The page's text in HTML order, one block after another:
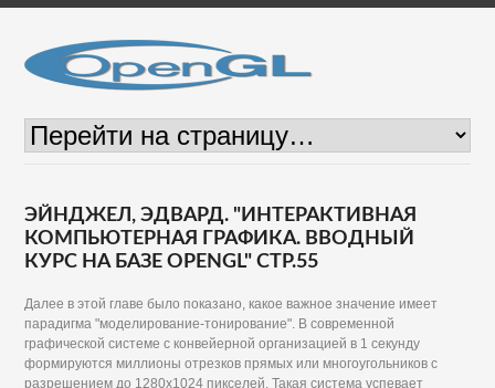
ЭЙНДЖЕЛ, ЭДВАРД. "ИНТЕРАКТИВНАЯ
КОМПЬЮТЕРНАЯ ГРАФИКА. ВВОДНЫЙ
КУРС НА БАЗЕ OPENGL" СТР.55
Далее в этой главе было показано, какое важное значение имеет
парадигма "моделирование-тонирование". В современной
графической системе с конвейерной организацией в 1 секунду
формируются миллионы отрезков прямых или многоугольников с
разрешением до 1280x1024 пикселей. Такая система успевает